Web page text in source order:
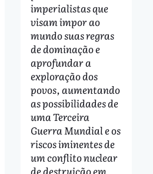
imperialistas que
visam impor ao
mundo suas regras
de dominação e
aprofundar a
exploração dos
povos, aumentando
as possibilidades de
uma Terceira
Guerra Mundial e os
riscos iminentes de
um conflito nuclear
de destruição em